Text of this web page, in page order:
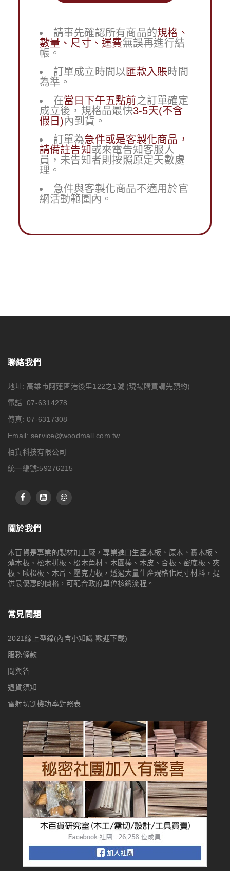
請事先確認所有商品的規格、
數量、尺寸、運費無誤再進行結
帳。
訂單成立時間以 匯款入賬時間
為準。
在當日下午五點前之訂單確定
成立後，規格品最快3-5天(不含
假日)內到貨。
訂單為急件或是客製化商品，
請備註告知或來電告知客服人
員，未告知者則按照原定天數處
理。
急件與客製化商品不適用於官
網活動範圍內。
聯絡我們
地址: 高雄市阿蓮區港後里122之1號 (現場購買請先預約)
電話: 07-6314278
傳真: 07-6317308
Email: service@woodmall.com.tw
栢貨科技有限公司
統一編號:59276215
關於我們
木百貨是專業的製材加工廠，專業進口生產木板、原木、實木板、
薄木板、松木拼板、松木角材、木圓棒、木皮、合板、密底板、夾
板、歐松板、木片、壓克力板，透過大量生產規格化尺寸材料，提
供最優惠的價格，可配合政府單位核銷流程。
常見問題
2021線上型錄(內含小知識 歡迎下載)
服務條款
問與答
退貨須知
雷射切割機功率對照表